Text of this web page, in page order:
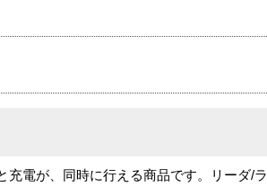
電が、同時に行える商品です。リーダ/ラ